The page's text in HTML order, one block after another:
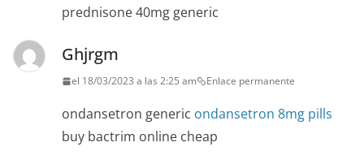
prednisone 40mg generic
Ghjrgm
el 18/03/2023 a las 2:25 am Enlace permanente
ondansetron generic ondansetron 8mg pills
buy bactrim online cheap